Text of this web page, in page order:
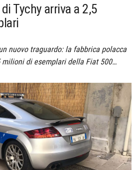
Tychy arriva a 2,5
nuovo traguardo: la fabbrica polacca
milioni di esemplari della Fiat 500…